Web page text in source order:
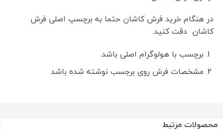
در هنگام خرید فرش کاشان حتما به برچسپ اصلی فرش
کاشان دقت کنید.
برچسب با هولوگرام اصلی باشد.
مشخصات فرش روی برجسب نوشته شده باشد
محصولات مرتبط